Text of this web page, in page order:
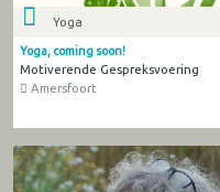
Yoga
Yoga, coming soon!
Motiverende Gespreksvoering
Amersfoort